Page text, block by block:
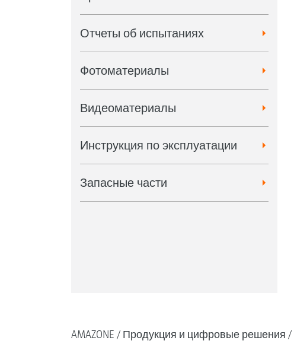
Отчеты об испытаниях
Фотоматериалы
Видеоматериалы
Инструкция по эксплуатации
Запасные части
AMAZONE Продукция и цифровые решения